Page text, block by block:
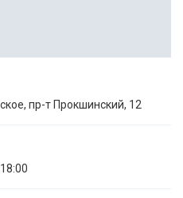
пр-т Прокшинский, 12